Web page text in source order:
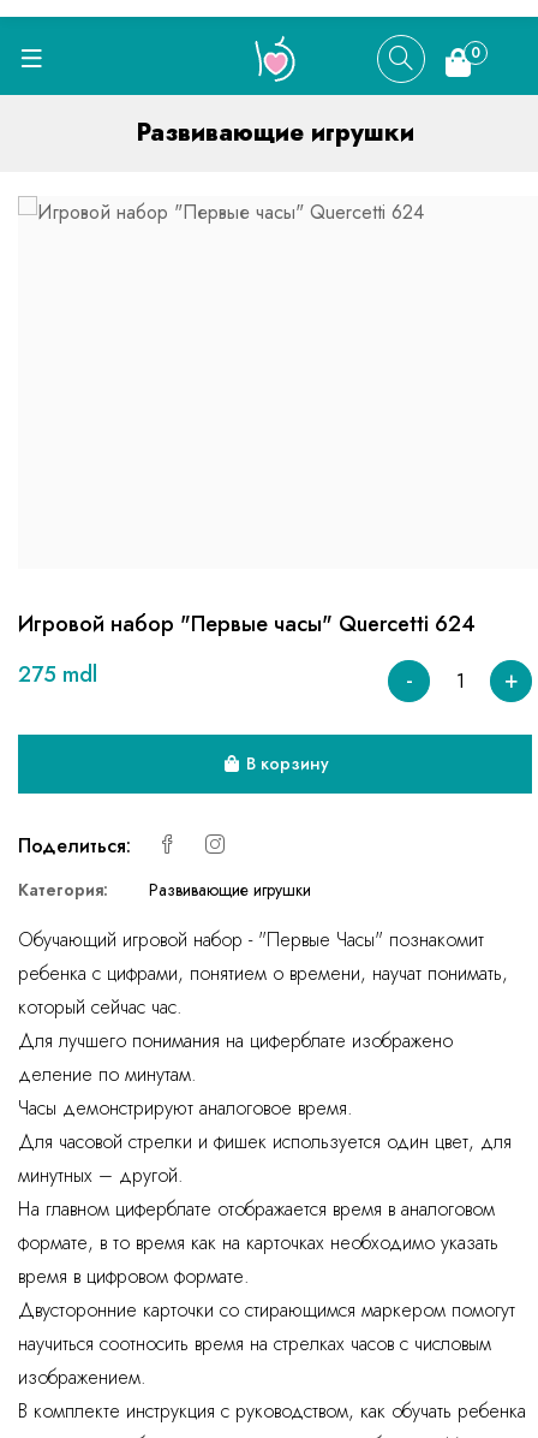
0
Развивающие игрушки
Игровой набор "Первые часы" Quercetti 624
275 mdl
- +
В корзину
Поделиться:
Категория: Развивающие игрушки
Обучающий игровой набор - "Первые Часы" познакомит
ребенка с цифрами, понятием о времени, научат понимать,
который сейчас час.
Для лучшего понимания на циферблате изображено
деление по минутам.
Часы демонстрируют аналоговое время.
Для часовой стрелки и фишек используется один цвет, для
минутных – другой.
На главном циферблате отображается время в аналоговом
формате, в то время как на карточках необходимо указать
время в цифровом формате.
Двусторонние карточки со стирающимся маркером помогут
научиться соотносить время на стрелках часов с числовым
изображением.
В комплекте инструкция с руководством, как обучать ребенка